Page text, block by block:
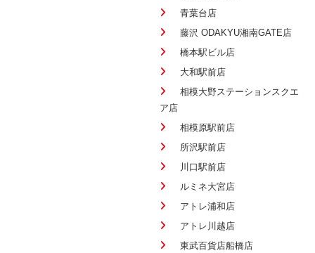
青葉台店
藤沢 ODAKYU湘南GATE店
橋本駅ビル店
大和駅前店
相模大野ステーションスクエ
ア店
相模原駅前店
所沢駅前店
川口駅前店
ルミネ大宮店
アトレ浦和店
アトレ川越店
東武百貨店船橋店